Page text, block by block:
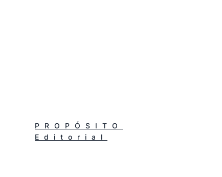
PROPÓSITO
Editorial